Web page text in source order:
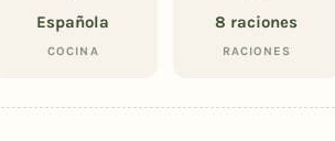
Española
COCINA
8 raciones
RACIONES